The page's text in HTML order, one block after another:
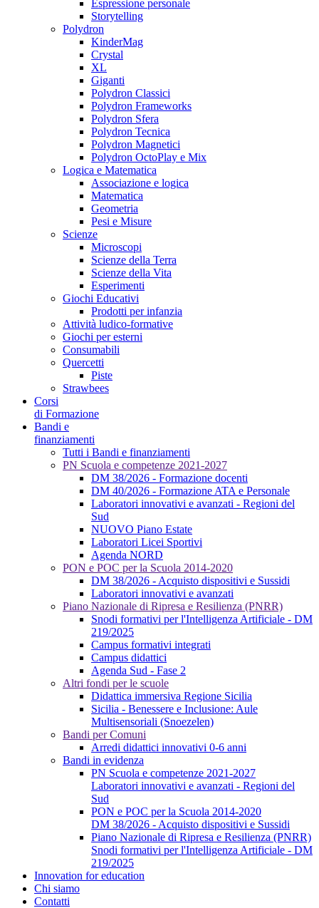
Espressione personale
Storytelling
Polydron
KinderMag
Crystal
XL
Giganti
Polydron Classici
Polydron Frameworks
Polydron Sfera
Polydron Tecnica
Polydron Magnetici
Polydron OctoPlay e Mix
Logica e Matematica
Associazione e logica
Matematica
Geometria
Pesi e Misure
Scienze
Microscopi
Scienze della Terra
Scienze della Vita
Esperimenti
Giochi Educativi
Prodotti per infanzia
Attività ludico-formative
Giochi per esterni
Consumabili
Quercetti
Piste
Strawbees
Corsi
di Formazione
Bandi e
finanziamenti
Tutti i Bandi e finanziamenti
PN Scuola e competenze 2021-2027
DM 38/2026 - Formazione docenti
DM 40/2026 - Formazione ATA e Personale
Laboratori innovativi e avanzati - Regioni del
Sud
NUOVO Piano Estate
Laboratori Licei Sportivi
Agenda NORD
PON e POC per la Scuola 2014-2020
DM 38/2026 - Acquisto dispositivi e Sussidi
Laboratori innovativi e avanzati
Piano Nazionale di Ripresa e Resilienza (PNRR)
Snodi formativi per l'Intelligenza Artificiale - DM
219/2025
Campus formativi integrati
Campus didattici
Agenda Sud - Fase 2
Altri fondi per le scuole
Didattica immersiva Regione Sicilia
Sicilia - Benessere e Inclusione: Aule
Multisensoriali (Snoezelen)
Bandi per Comuni
Arredi didattici innovativi 0-6 anni
Bandi in evidenza
PN Scuola e competenze 2021-2027
Laboratori innovativi e avanzati - Regioni del
Sud
PON e POC per la Scuola 2014-2020
DM 38/2026 - Acquisto dispositivi e Sussidi
Piano Nazionale di Ripresa e Resilienza (PNRR)
Snodi formativi per l'Intelligenza Artificiale - DM
219/2025
Innovation for education
Chi siamo
Contatti